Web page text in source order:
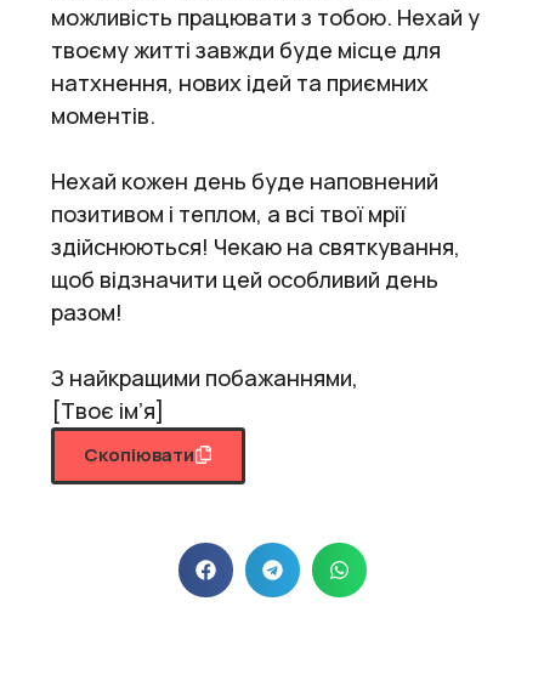
можливість працювати з тобою. Нехай у
твоєму житті завжди буде місце для
натхнення, нових ідей та приємних
моментів.
Нехай кожен день буде наповнений
позитивом і теплом, а всі твої мрії
здійснюються! Чекаю на святкування,
щоб відзначити цей особливий день
разом!
З найкращими побажаннями,
[Твоє ім’я]
Скопіювати